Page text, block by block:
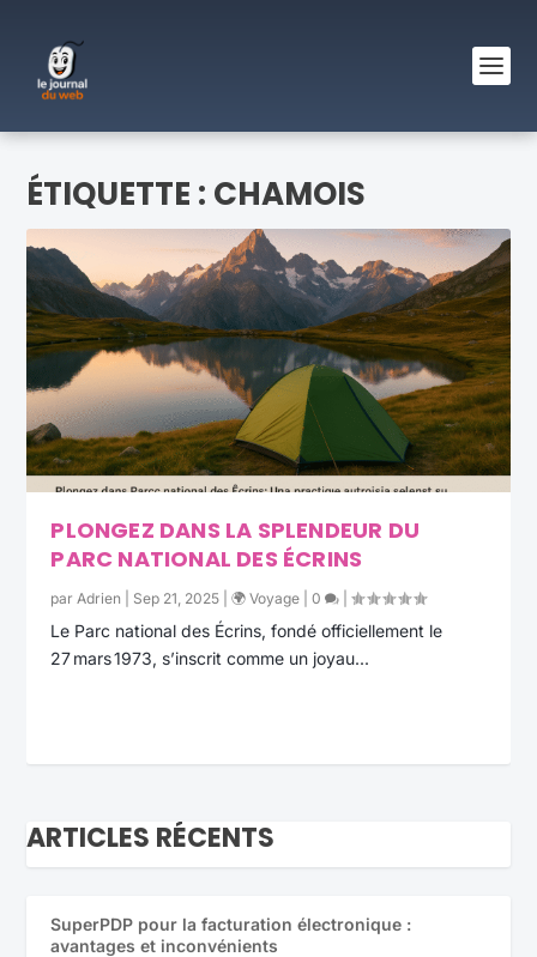
ÉTIQUETTE : CHAMOIS
PLONGEZ DANS LA SPLENDEUR DU
PARC NATIONAL DES ÉCRINS
parAdrien Sep 21, 2025 |🌍 Voyage |0 |
Le Parc national des Écrins, fondé officiellement le
27 mars 1973, s’inscrit comme un joyau...
ARTICLES RÉCENTS
SuperPDP pour la facturation électronique :
avantages et inconvénients